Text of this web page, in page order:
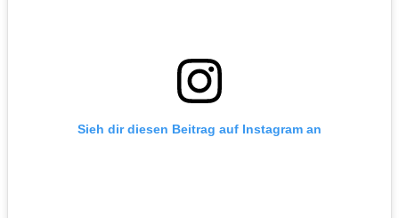
Sieh dir diesen Beitrag auf Instagram an